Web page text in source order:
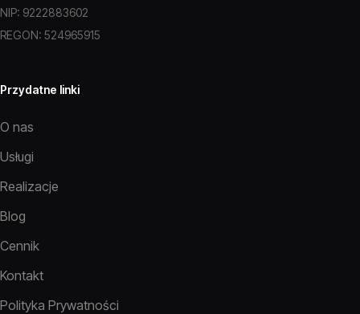
NIP: 9222883602
REGON: 524965915
Przydatne linki
O nas
Usługi
Realizacje
Blog
Cennik
Kontakt
Polityka Prywatności